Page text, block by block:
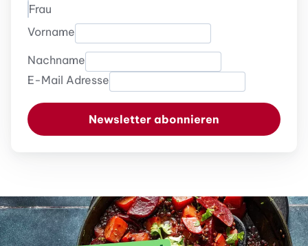
Frau
Vorname
Nachname
E-Mail Adresse
Newsletter abonnieren